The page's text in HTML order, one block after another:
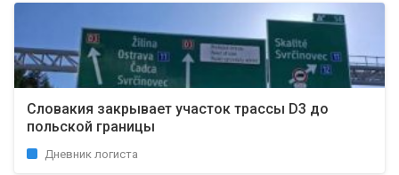
Словакия закрывает участок трассы D3 до
польской границы
Дневник логиста